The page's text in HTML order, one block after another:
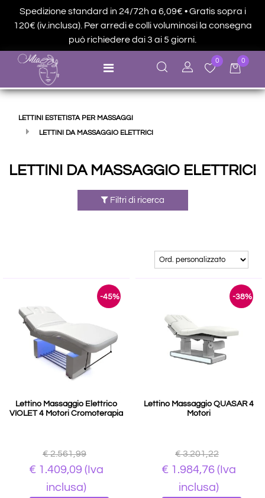
Spedizione standard in 24/72h a 6,09€ • Gratis sopra i
120€ (iv.inclusa). Per arredi e colli voluminosi la consegna
può richiedere dai 3 ai 5 giorni.
Open menu
0 0
LETTINI ESTETISTA PER MASSAGGI
LETTINI DA MASSAGGIO ELETTRICI
LETTINI DA MASSAGGIO ELETTRICI
Filtri di ricerca
-45%
Lettino Massaggio Elettrico
VIOLET 4 Motori Cromoterapia
€ 2.561,99
€ 1.409,09 (Iva
inclusa)
-38%
Lettino Massaggio QUASAR 4
Motori
€ 3.201,22
€ 1.984,76 (Iva
inclusa)